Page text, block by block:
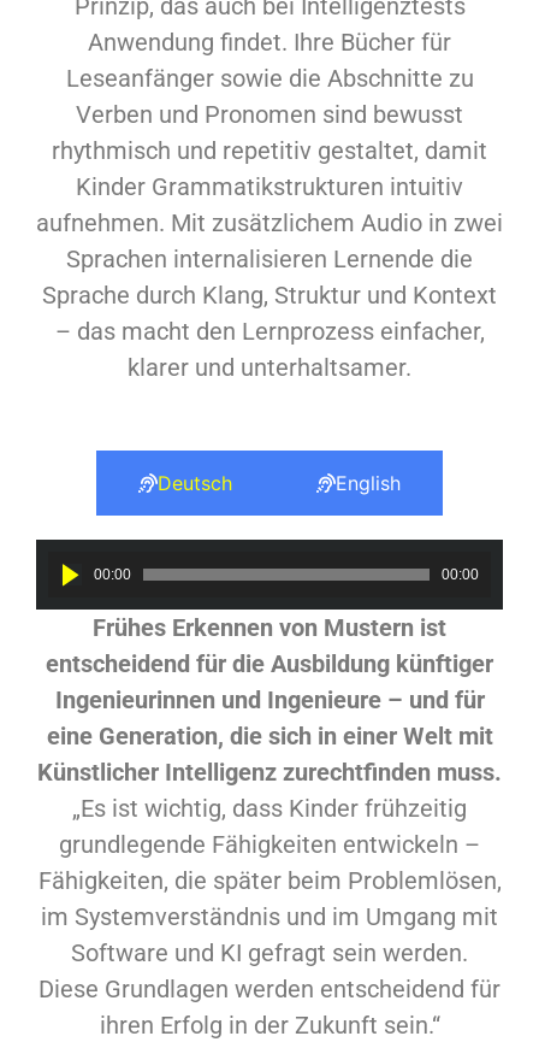
Anwendung findet. Ihre Bücher für
Leseanfänger sowie die Abschnitte zu
Verben und Pronomen sind bewusst
rhythmisch und repetitiv gestaltet, damit
Kinder Grammatikstrukturen intuitiv
aufnehmen. Mit zusätzlichem Audio in zwei
Sprachen internalisieren Lernende die
Sprache durch Klang, Struktur und Kontext
– das macht den Lernprozess einfacher,
klarer und unterhaltsamer.
Deutsch English
Audio
Player
00:00 00:00
Frühes Erkennen von Mustern ist
entscheidend für die Ausbildung künftiger
Ingenieurinnen und Ingenieure – und für
eine Generation, die sich in einer Welt mit
Künstlicher Intelligenz zurechtfinden muss.
„Es ist wichtig, dass Kinder frühzeitig
grundlegende Fähigkeiten entwickeln –
Fähigkeiten, die später beim Problemlösen,
im Systemverständnis und im Umgang mit
Software und KI gefragt sein werden.
Diese Grundlagen werden entscheidend für
ihren Erfolg in der Zukunft sein.“